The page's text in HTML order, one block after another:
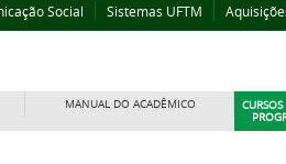
Social Sistemas UFTM
MANUAL DO ACADÊMICO